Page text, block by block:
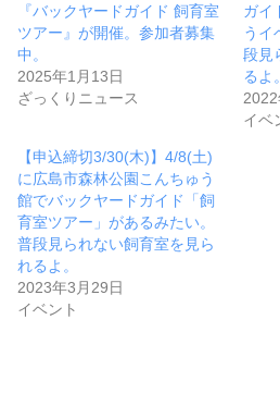
『バックヤードガイド 飼育室
ツアー』が開催。参加者募集
中。
2025年1月13日
ざっくりニュース
ガイ
うイ
段見
るよ。
イベ
【申込締切3/30(木)】4/8(土)
に広島市森林公園こんちゅう
館でバックヤードガイド「飼
育室ツアー」があるみたい。
普段見られない飼育室を見ら
れるよ。
2023年3月29日
イベント